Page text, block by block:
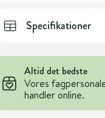
Specifikationer
Altid det bedste
Vores
handler online.